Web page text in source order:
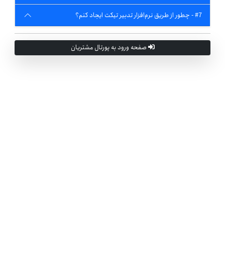
#7 - چطور از طریق نرم‌افزار تدبیر تیکت ایجاد کنم؟
صفحه ورود به پورتال مشتریان